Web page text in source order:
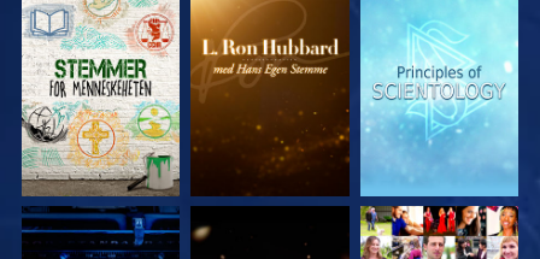
UTFORSK SERIEN UTFORSK SERIEN UTFORSK SERIEN